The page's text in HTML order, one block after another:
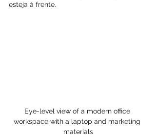
esteja à frente.
Eye-level view of a modern office
workspace with a laptop and marketing
materials